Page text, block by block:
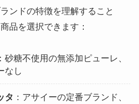
ンドの特徴を理解すること
品を選択できます：
：砂糖不使用の無添加ピューレ、
なし
タ ：アサイーの定番ブランド、